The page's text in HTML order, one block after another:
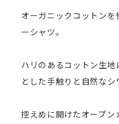
オーガニックコットン
ーシャツ。
ハリのあるコットン生
とした手触りと自然なシ
控えめに開けたオープ